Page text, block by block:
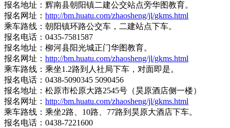
报名地址：辉南县朝阳镇二建公交站点旁华图教育。
报名网址： http://bm.huatu.com/zhaosheng/jl/gkms.html
乘车路线：朝阳镇环路公交车，二建站点下车。
报名电话：0435-7581587
报名地址：柳河县阳光城正门华图教育。
报名网址： http://bm.huatu.com/zhaosheng/jl/gkms.html
乘车路线：乘坐1.2路到人社局下车，对面即是。
报名电话：0438-5090345 5090456
报名地址：松原市松原大路2545号（昊原酒店侧一楼）
报名网址： http://bm.huatu.com/zhaosheng/jl/gkms.html
乘车路线：乘坐2路、10路、77路到昊原大酒店下车。
报名电话：0438-7221600